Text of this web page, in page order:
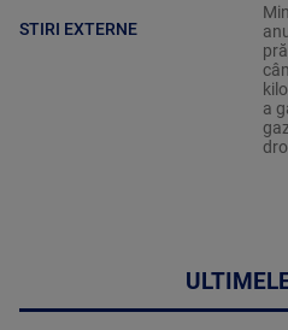
STIRI EXTERNE
a